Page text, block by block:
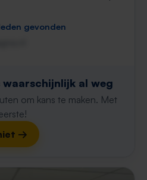
gevonden
waarschijnlijk al weg
om kans te maken. Met
→